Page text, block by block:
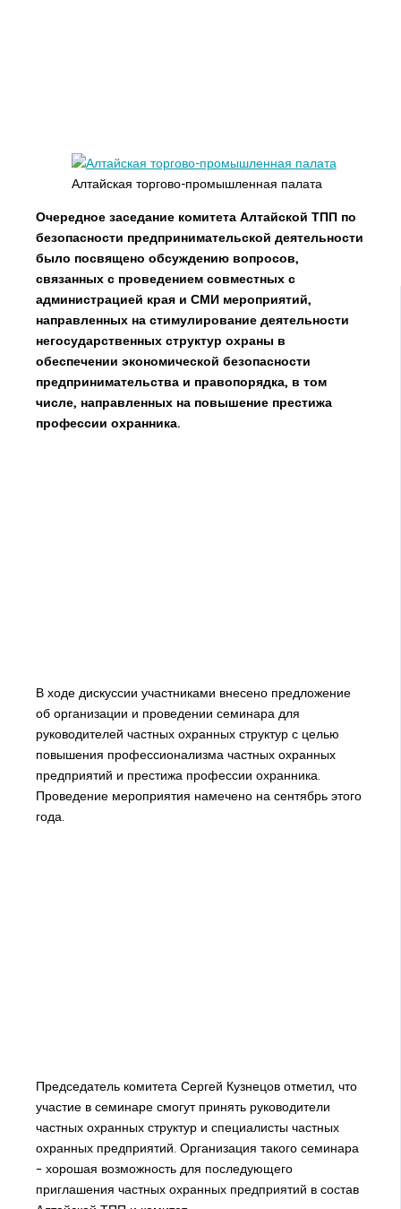
Алтайская торгово-промышленная палата
Очередное заседание комитета Алтайской ТПП по
безопасности предпринимательской деятельности
было посвящено обсуждению вопросов,
связанных с проведением совместных с
администрацией края и СМИ мероприятий,
направленных на стимулирование деятельности
негосударственных структур охраны в
обеспечении экономической безопасности
предпринимательства и правопорядка, в том
числе, направленных на повышение престижа
профессии охранника.
В ходе дискуссии участниками внесено предложение
об организации и проведении семинара для
руководителей частных охранных структур с целью
повышения профессионализма частных охранных
предприятий и престижа профессии охранника.
Проведение мероприятия намечено на сентябрь этого
года.
Председатель комитета Сергей Кузнецов отметил, что
участие в семинаре смогут принять руководители
частных охранных структур и специалисты частных
охранных предприятий. Организация такого семинара
– хорошая возможность для последующего
приглашения частных охранных предприятий в состав